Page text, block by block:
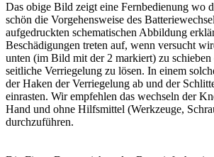
Das obige Bild zeigt eine Fernbedienung wo
schön die Vorgehensweise des
aufgedruckten schematischen Abbildung
Beschädigungen treten auf, wenn versucht
unten (im Bild mit der 2 markiert) zu
seitliche Verriegelung zu lösen. In einem
der Haken der Verriegelung ab und der
einrasten. Wir empfehlen das wechseln der
Hand und ohne Hilfsmittel (Werkzeuge,
durchzuführen.